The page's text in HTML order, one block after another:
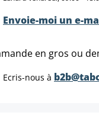
Envoie-moi un e-
en gros ou
Ecris-nous à